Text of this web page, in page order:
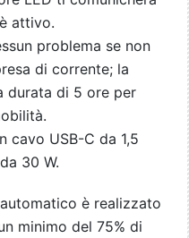
attivo.
problema se non
di corrente; la
durata di 5 ore per
cavo USB-C da 1,5
30 W.
è realizzato
minimo del 75% di